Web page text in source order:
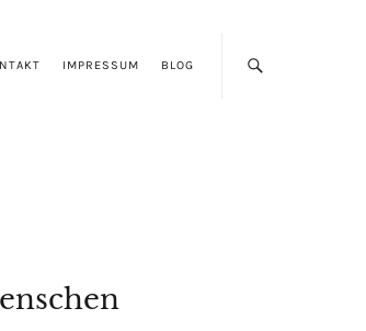
IMPRESSUM BLOG